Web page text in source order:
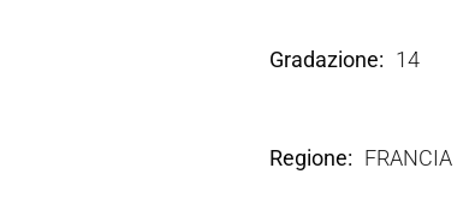
Gradazione 14
Regione FRANCIA